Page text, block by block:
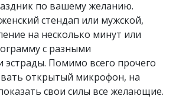
по вашему желанию.
стендап или мужской,
на несколько минут или
с разными
эстрады. Помимо всего прочего
открытый микрофон, на
свои силы все желающие.